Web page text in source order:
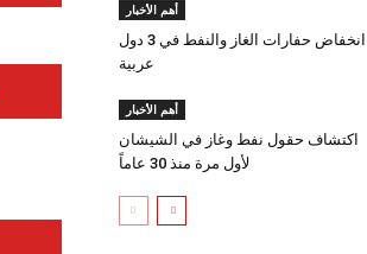
أهم الأخبار
انخفاض حفارات الغاز والنفط في 3 دول
عربية
أهم الأخبار
اكتشاف حقول نفط وغاز في الشيشان
لأول مرة منذ 30 عاماً